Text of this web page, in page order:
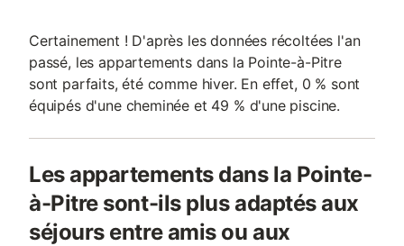
Certainement ! D'après les données récoltées l'an
passé, les appartements dans la Pointe-à-Pitre
sont parfaits, été comme hiver. En effet, 0 % sont
équipés d'une cheminée et 49 % d'une piscine.
Les appartements dans la Pointe-
à-Pitre sont-ils plus adaptés aux
séjours entre amis ou aux